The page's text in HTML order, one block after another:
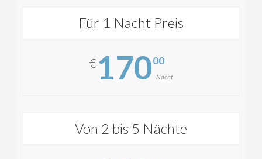
Für 1 Nacht Preis
€17000
Nacht
Von 2 bis 5 Nächte